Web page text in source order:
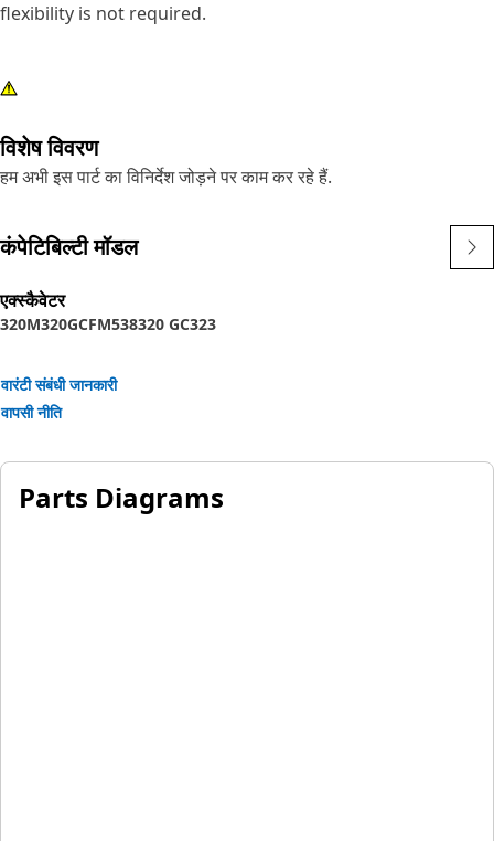
flexibility is not required.
विशेष विवरण
हम अभी इस पार्ट का विनिर्देश जोड़ने पर काम कर रहे हैं.
कंपेटिबिल्टी मॉडल
एक्स्कैवेटर
320M320GCFM538320 GC323
वारंटी संबंधी जानकारी
वापसी नीति
Parts Diagrams